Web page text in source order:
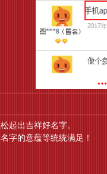
起出吉祥好名字。
字的意蕴等统统满足！